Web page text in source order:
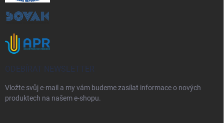
ODEBÍRAT NEWSLETTER
Vložte svůj e-mail a my vám budeme zasílat informace o nových
produktech na našem e-shopu.